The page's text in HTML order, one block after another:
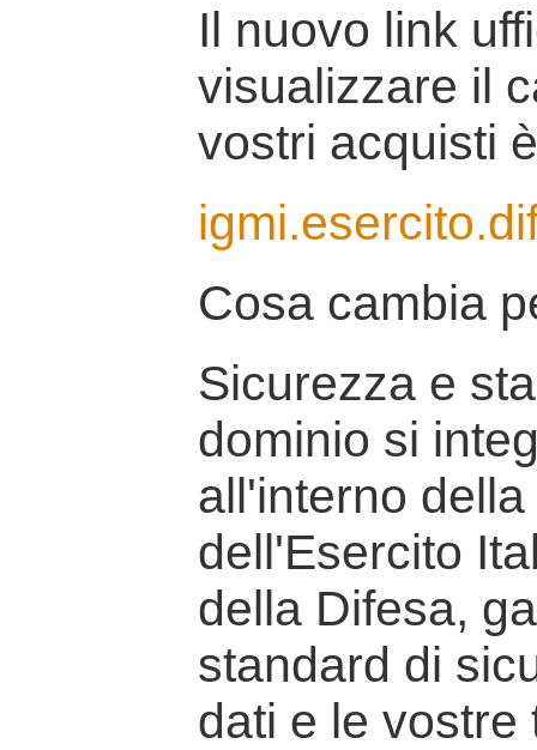
Il nuovo link
visualizzare il
vostri acquisti
Cosa cambia
Sicurezza e
dominio si
all'interno
dell'Esercito
della Difesa,
standard di
dati e le vostre